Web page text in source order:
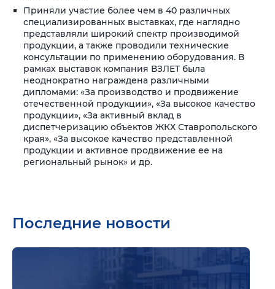
Приняли участие более чем в 40 различных
специализированных выставках, где наглядно
представляли широкий спектр производимой
продукции, а также проводили технические
консультации по применению оборудования. В
рамках выставок компания ВЗЛЕТ была
неоднократно награждена различными
дипломами: «За производство и продвижение
отечественной продукции», «За высокое качество
продукции», «За активный вклад в
диспетчеризацию объектов ЖКХ Ставропольского
края», «За высокое качество представленной
продукции и активное продвижение ее на
региональный рынок» и др.
Последние новости